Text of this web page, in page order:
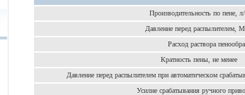
Производительность по пене,
Давление перед распылителем,
Расход раствора
Кратность пены, не менее
Давление перед распылителем при автоматическом
Усилие срабатывания ручного